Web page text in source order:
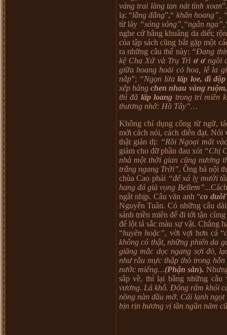
váng trai làng tan nát tình xoan
lạ: “lắng đắng”,“ khẩn hoang”,
từ láy “sóng sóng”,“ngân
nghe cứ bâng khuâng da diết;
của tập sách cũng bắt gặp một
ra những câu thế này: “Đang
kệ Cha Xứ và Trụ Trì ơ ơngồi
giữa hoang hoải cỏ hoa, lê la
nắp”; “Ngọn lửalấp loe, đì độp
xếp hàngchen nhau vàng
thì đã lấp loang trong trí miền
thương nhớ: Hồ Tây”…
Không chỉ dụng công từ ngữ,
mới cách nói, cách diễn đạt. Nói
thật giản dị: “Rồi Ngoại mất
giảm cho đỡ phần đau xót “Chị
nhà một thời gian cũng nương
trắng ngang Trời”. Ông bà nội
chùa Cao phải “để xá lỵ mười
hang đá giả vọng Bellem”
ngắt nhịp. Câu văn anh “co duỗi
Nguyễn Tuân. Có những câu
sánh triền miên để đi tới tận
để lột tả sắc màu sự vật. Chẳng
“huyền hoặc”, vời vợi hơn cả “
không có thật, những phiến da
giăng mắc dọc ngang sợi đỏ,
như râu mực thập thò trong
nước miếng…(Phận sắn).
sắp về, thì lại bằng những
vương. Lá khô. Đống rấm khói
nồng nàn dầu mỡ. Cái lạnh
bịn rịn hương vị tần ngần năm